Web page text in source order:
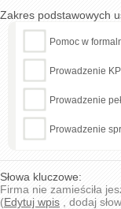
Zakres podstawowych
Pomoc w
Prowadzenie
Prowadzenie
Prowadzenie
Słowa kluczowe:
Firma nie zamieściła
(Edytuj wpis , dodaj